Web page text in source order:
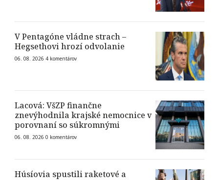
V Pentagóne vládne strach –
Hegsethovi hrozí odvolanie
06. 08. 2026 4 komentárov
Lacová: VšZP finančne
znevýhodnila krajské nemocnice v
porovnaní so súkromnými
06. 08. 2026 0 komentárov
Húsíovia spustili raketové a